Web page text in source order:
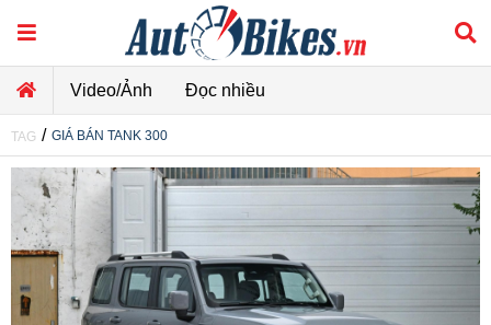
Video/Ảnh Đọc nhiều
TAG / GIÁ BÁN TANK 300